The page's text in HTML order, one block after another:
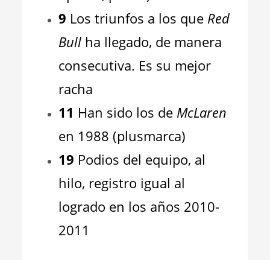
9 Los triunfos a los que Red
Bull ha llegado, de manera
consecutiva. Es su mejor
racha
11 Han sido los de McLaren
en 1988 (plusmarca)
19 Podios del equipo, al
hilo, registro igual al
logrado en los años 2010-
2011